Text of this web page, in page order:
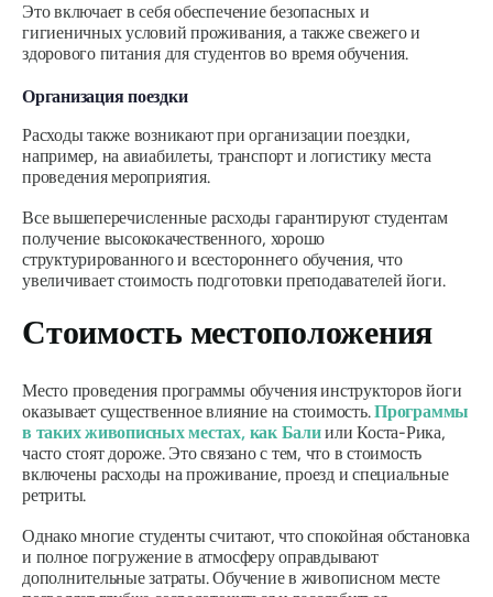
Это включает в себя обеспечение безопасных и
гигиеничных условий проживания, а также свежего и
здорового питания для студентов во время обучения.
Организация поездки
Расходы также возникают при организации поездки,
например, на авиабилеты, транспорт и логистику места
проведения мероприятия.
Все вышеперечисленные расходы гарантируют студентам
получение высококачественного, хорошо
структурированного и всестороннего обучения, что
увеличивает стоимость подготовки преподавателей йоги.
Стоимость местоположения
Место проведения программы обучения инструкторов йоги
оказывает существенное влияние на стоимость.Программы
в таких живописных местах, как Балиили Коста-Рика,
часто стоят дороже. Это связано с тем, что в стоимость
включены расходы на проживание, проезд и специальные
ретриты.
Однако многие студенты считают, что спокойная обстановка
и полное погружение в атмосферу оправдывают
дополнительные затраты. Обучение в живописном месте